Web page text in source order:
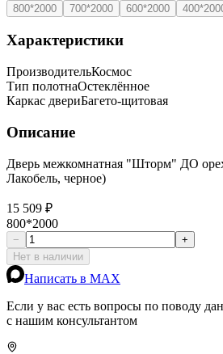
800*2000 700*2000 600*2000
Характеристики
ПроизводительКосмос
Тип полотнаОстеклённое
Каркас двериБагето-щитовая
Описание
Дверь межкомнатная "Шторм" ДО
Лакобель, черное)
15 509 ₽
800*2000
−
+
Нет в наличии
Написать в MAX
Если у вас есть вопросы по поводу
с нашим консультантом